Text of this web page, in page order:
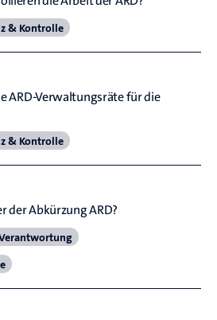
& Kontrolle
ARD-Verwaltungsräte für die
& Kontrolle
der Abkürzung ARD?